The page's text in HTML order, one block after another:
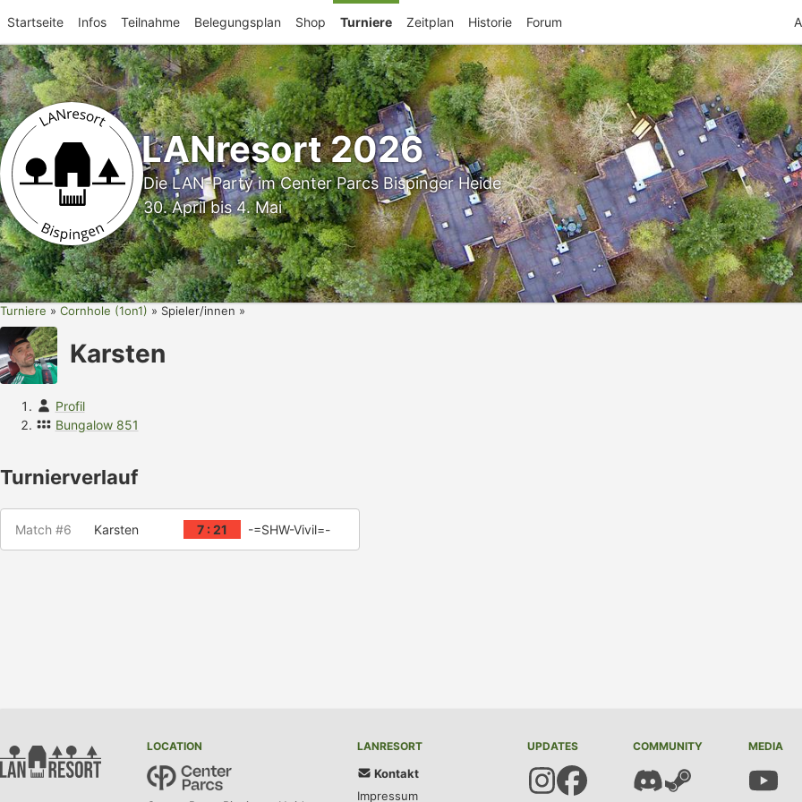
Startseite Infos Teilnahme Belegungsplan Shop Turniere Zeitplan Historie Forum
LANresort 2026
Die LAN-Party im Center Parcs Bispinger Heide
30. April bis 4. Mai
Turniere Cornhole (1on1) Spieler/innen
Karsten
Profil
Bungalow 851
Turnierverlauf
Match #6 Karsten 7 : 21 -=SHW-Vivil=-
LOCATION LANRESORT
Kontakt
Impressum
UPDATES COMMUNITY MEDIA